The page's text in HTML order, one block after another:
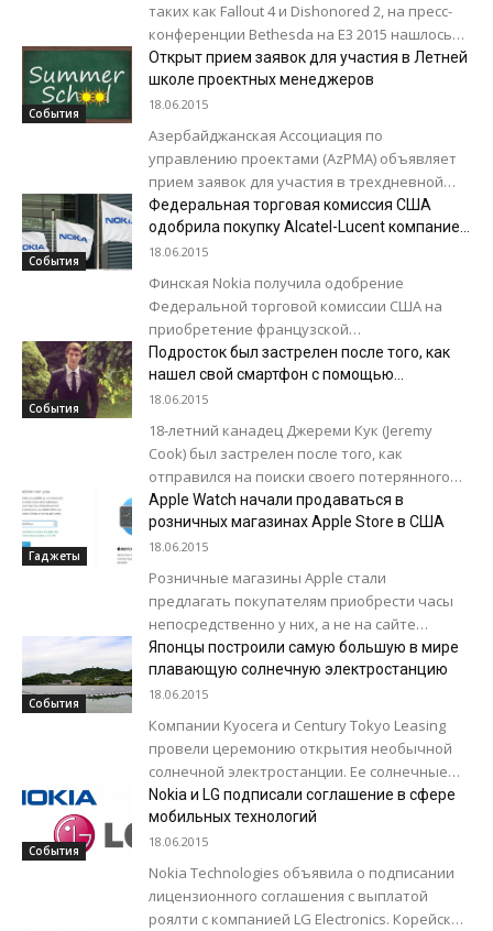
таких как Fallout 4 и Dishonored 2, на пресс-
конференции Bethesda на Е3 2015 нашлось
место карточной игре. Новый условно-
бесплатный проект компании...
События
Открыт прием заявок для участия в Летней
школе проектных менеджеров
18.06.2015
Азербайджанская Ассоциация по
управлению проектами (AzPMA) объявляет
прием заявок для участия в трехдневной
Летней школе управления проектами в г.
Габала (Азербайджан). В проекте могут...
События
Федеральная торговая комиссия США
одобрила покупку Alcatel-Lucent компанией
Nokia
18.06.2015
Финская Nokia получила одобрение
Федеральной торговой комиссии США на
приобретение французской
телекоммуникационной компании Alcatel-
Lucent за €15,6 млрд, сообщает Rambler.ru со
События
Подросток был застрелен после того, как
нашел свой смартфон с помощью
приложения
18.06.2015
18-летний канадец Джереми Кук (Jeremy
Cook) был застрелен после того, как
отправился на поиски своего потерянного
смартфона, чьё местоположение отследил с
помощью приложения. Об...
Гаджеты
Apple Watch начали продаваться в
розничных магазинах Apple Store в США
18.06.2015
Розничные магазины Apple стали
предлагать покупателям приобрести часы
непосредственно у них, а не на сайте
компании. Для этого клиенту необходимо
лишь оформить заказ и...
События
Японцы построили самую большую в мире
плавающую солнечную электростанцию
18.06.2015
Компании Kyocera и Century Tokyo Leasing
провели церемонию открытия необычной
солнечной электростанции. Ее солнечные
панели закреплены на поплавках,
плавающих в пруду. Это самая большая...
События
Nokia и LG подписали соглашение в сфере
мобильных технологий
18.06.2015
Nokia Technologies объявила о подписании
лицензионного соглашения с выплатой
роялти с компанией LG Electronics. Корейская